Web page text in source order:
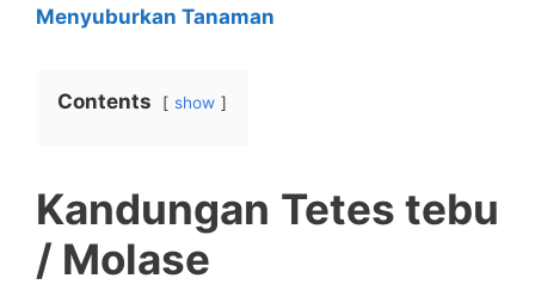
Menyuburkan Tanaman
Contents show
Kandungan Tetes tebu
/ Molase